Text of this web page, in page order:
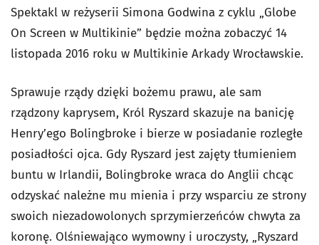
Spektakl w reżyserii Simona Godwina z cyklu „Globe
On Screen w Multikinie” będzie można zobaczyć 14
listopada 2016 roku w Multikinie Arkady Wrocławskie.
Sprawuje rządy dzięki bożemu prawu, ale sam
rządzony kaprysem, Król Ryszard skazuje na banicję
Henry’ego Bolingbroke i bierze w posiadanie rozległe
posiadłości ojca. Gdy Ryszard jest zajęty tłumieniem
buntu w Irlandii, Bolingbroke wraca do Anglii chcąc
odzyskać należne mu mienia i przy wsparciu ze strony
swoich niezadowolonych sprzymierzeńców chwyta za
koronę. Olśniewająco wymowny i uroczysty, „Ryszard